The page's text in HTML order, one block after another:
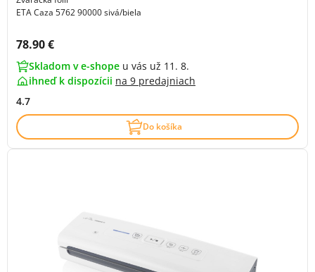
ETA Caza 5762 90000 sivá/biela
Cena s DPH:
78.90 €
Skladom v e-shope u vás už 11. 8.
ihneď k dispozícii na 9 predajniach
4.7
Do košíka